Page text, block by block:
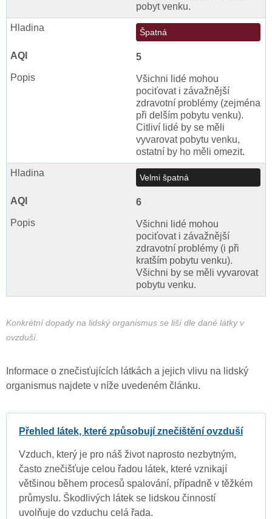
pobyt venku.
Špatná
5
Všichni lidé mohou
pociťovat i závažnější
zdravotní problémy (zejména
při delším pobytu venku).
Citliví lidé by se měli
vyvarovat pobytu venku,
ostatní by ho měli omezit.
Velmi špatná
6
Všichni lidé mohou
pociťovat i závažnější
zdravotní problémy (i při
kratším pobytu venku).
Všichni by se měli vyvarovat
pobytu venku.
Konkrétní dopady na lidský organismus se liší dle dané látky v
ovzduší.
Informace o znečisťujících látkách a jejich vlivu na lidský
organismus najdete v níže uvedeném článku.
Přehled látek, které způsobují znečištění ovzduší
Vzduch, který je pro náš život naprosto nezbytným,
často znečišťuje celou řadou látek, které vznikají
většinou během procesů spalování, případně v těžkém
průmyslu. Škodlivých látek se lidskou činností
uvolňuje do vzduchu celá řada.